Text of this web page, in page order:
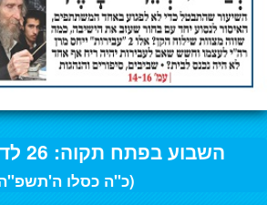
השבוע בפתח תקוה: 26 לדצמבר 2024
(כ"ה כסלו ה'תשפ"ה)